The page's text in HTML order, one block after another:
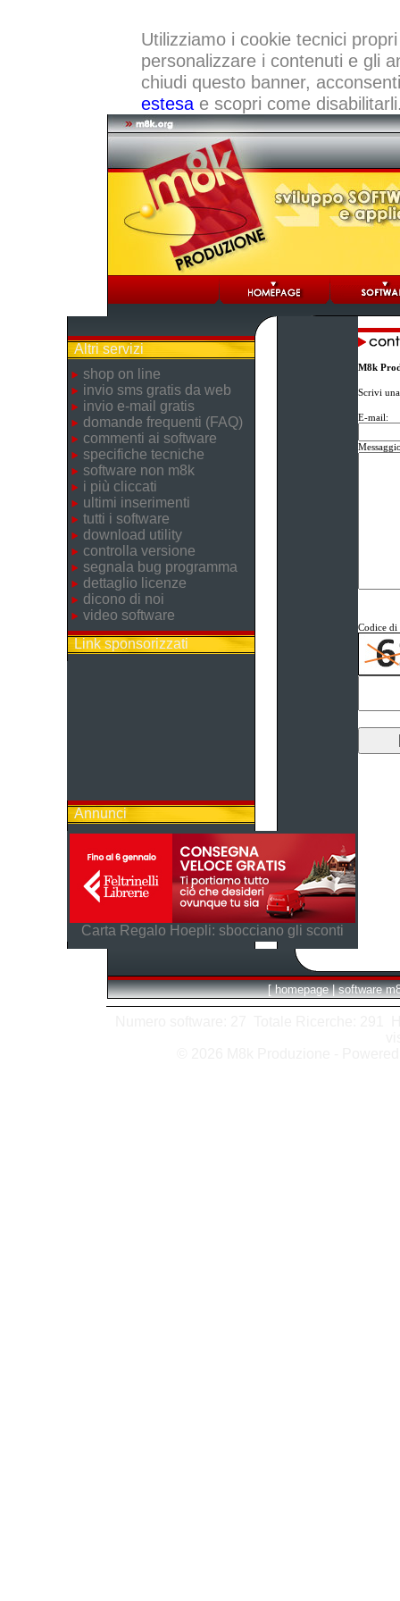
Utilizziamo i cookie tecnici
personalizzare i contenuti e gli
chiudi questo banner,
estesae scopri come
Altri servizi
shop on line
invio sms gratis da web
invio e-mail gratis
domande frequenti (FAQ)
commenti ai software
specifiche tecniche
software non m8k
i più cliccati
ultimi inserimenti
tutti i software
download utility
controlla versione
segnala bug programma
dettaglio licenze
dicono di noi
video software
Link sponsorizzati
Annunci
Carta Regalo Hoepli: sbocciano gli sconti
M8k
Scrivi
E-mail:
Codice
[ homepage | software